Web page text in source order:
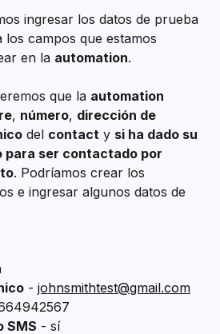
ingresar los datos de prueba
campos que estamos
en la automation.
que la automation
, número, dirección de
del contact y si ha dado su
para ser contactado por
. Podríamos crear los
e ingresar algunos datos de
- johnsmithtest@gmail.com
SMS - sí